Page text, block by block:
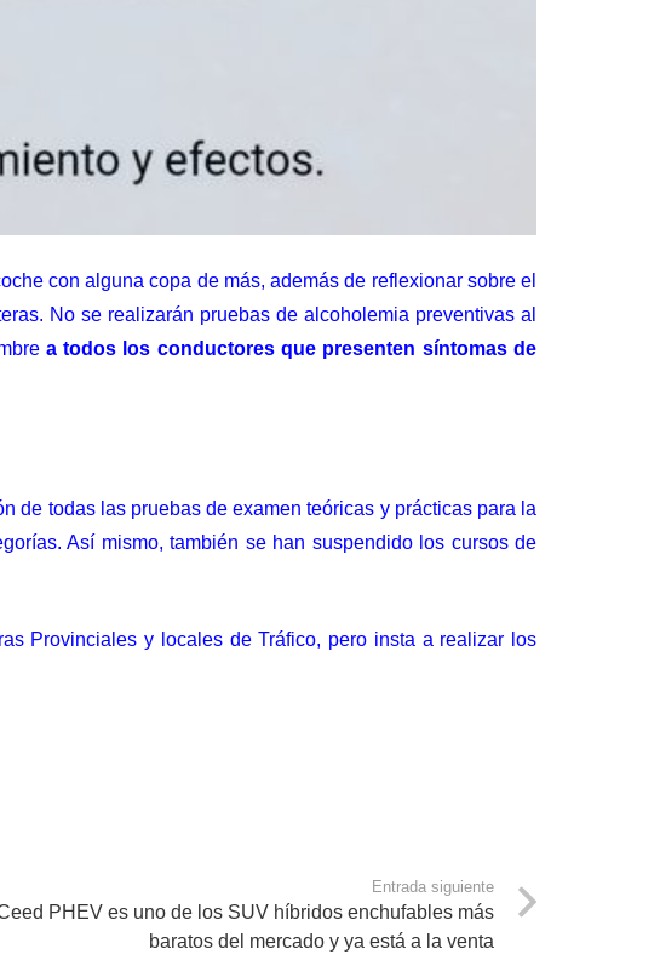
con alguna copa de más, además de reflexionar sobre el
No se realizarán pruebas de alcoholemia preventivas al
a todos los conductores que presenten síntomas de
de todas las pruebas de examen teóricas y prácticas para la
Así mismo, también se han suspendido los cursos de
Provinciales y locales de Tráfico, pero insta a realizar los
Entrada siguiente
PHEV es uno de los SUV híbridos enchufables más
baratos del mercado y ya está a la venta